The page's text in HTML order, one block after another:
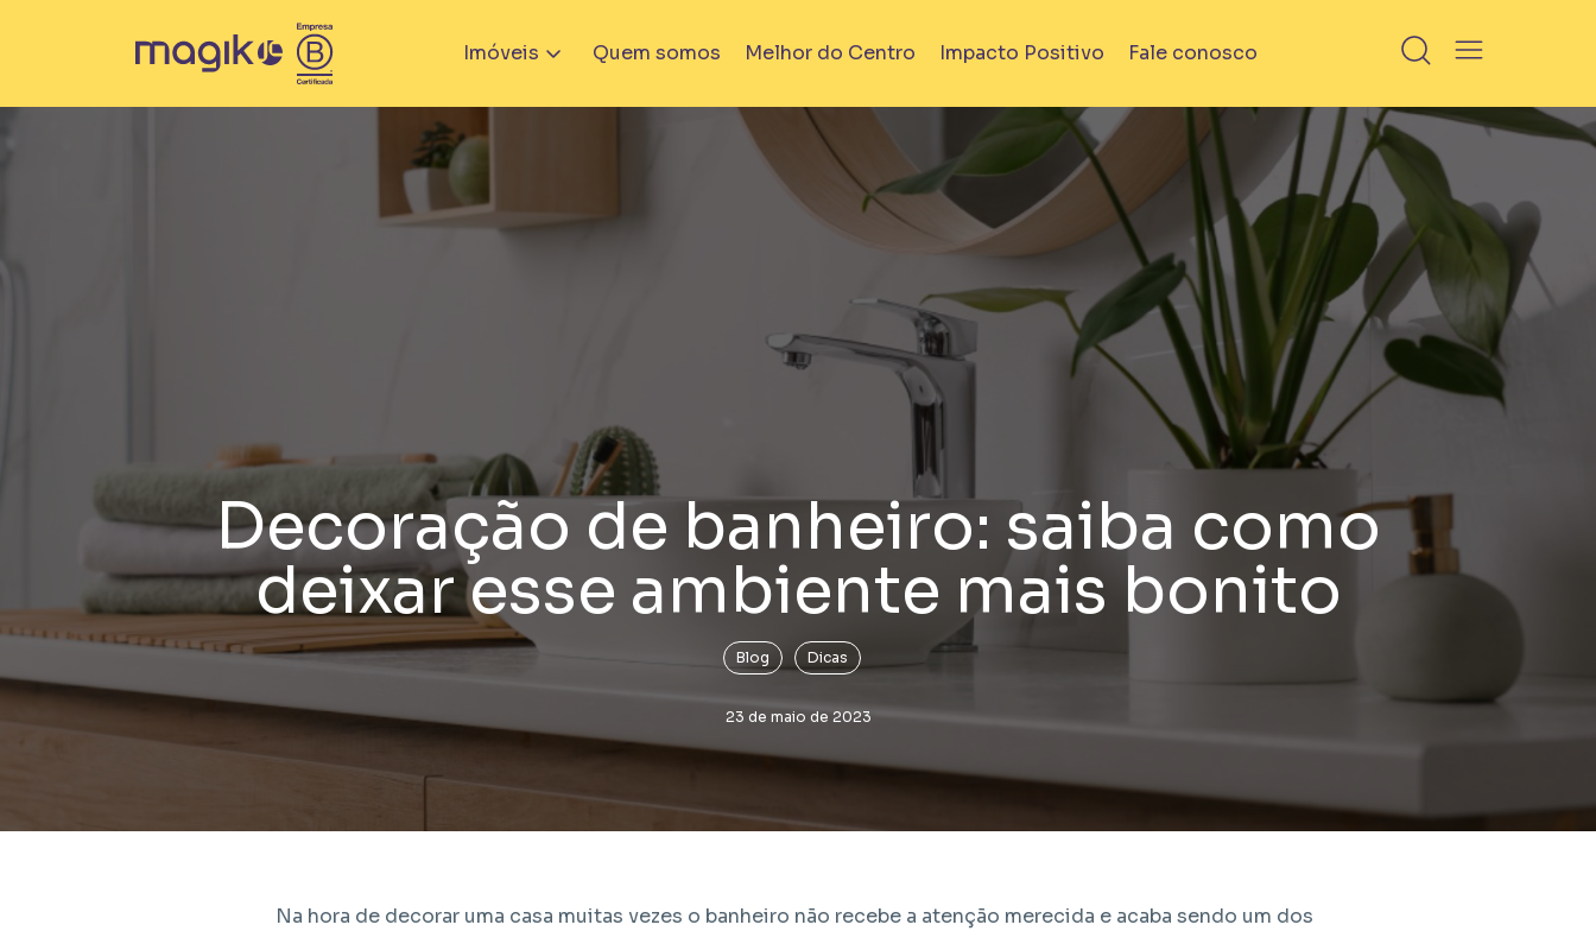
Imóveis Quem somos Melhor do Centro Impacto Positivo Fale conosco
Decoração de banheiro: saiba como
deixar esse ambiente mais bonito
Blog Dicas
23 de maio de 2023
Na hora de decorar uma casa muitas vezes o banheiro não recebe a atenção merecida e acaba sendo um dos
100% vendido
Saiba mais sobre HIS / HMP
Lançamento
Bem Viver Praça Fortunato
Vila Buarque - São Paulo / SP
Projeto com unidades de HIS 1, HIS
2, HMP e R2V
Bem Viver Albuquerque Lins
Santa Cecília - São Paulo / SP
Projeto EHMP com unidades de HIS
1, HMP e R2V
Em Obra
Bem Viver Angélica
Barra Funda - São Paulo / SP
Projeto HMP e R2V